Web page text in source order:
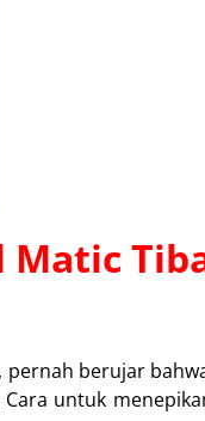
Matic
berujar
untuk